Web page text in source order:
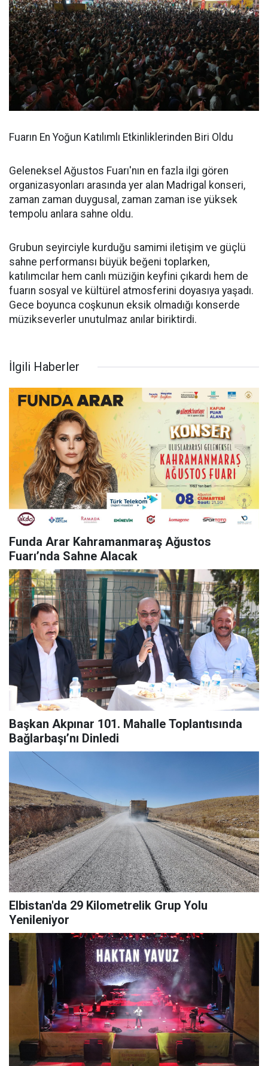
Fuarın En Yoğun Katılımlı Etkinliklerinden Biri Oldu
Geleneksel Ağustos Fuarı'nın en fazla ilgi gören
organizasyonları arasında yer alan Madrigal konseri,
zaman zaman duygusal, zaman zaman ise yüksek
tempolu anlara sahne oldu.
Grubun seyirciyle kurduğu samimi iletişim ve güçlü
sahne performansı büyük beğeni toplarken,
katılımcılar hem canlı müziğin keyfini çıkardı hem de
fuarın sosyal ve kültürel atmosferini doyasıya yaşadı.
Gece boyunca coşkunun eksik olmadığı konserde
müzikseverler unutulmaz anılar biriktirdi.
İlgili Haberler
Funda Arar Kahramanmaraş Ağustos
Fuarı’nda Sahne Alacak
Başkan Akpınar 101. Mahalle Toplantısında
Bağlarbaşı’nı Dinledi
Elbistan'da 29 Kilometrelik Grup Yolu
Yenileniyor